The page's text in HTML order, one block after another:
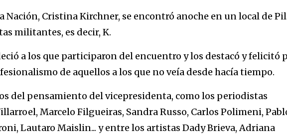
Nación, Cristina Kirchner, se encontró anoche en un local de
militantes, es decir, K.
a los que participaron del encuentro y los destacó y felicitó
de aquellos a los que no veía desde hacía tiempo.
del pensamiento del vicepresidenta, como los periodistas
Marcelo Filgueiras, Sandra Russo, Carlos Polimeni,
Lautaro Maislin... y entre los artistas Dady Brieva, Adriana